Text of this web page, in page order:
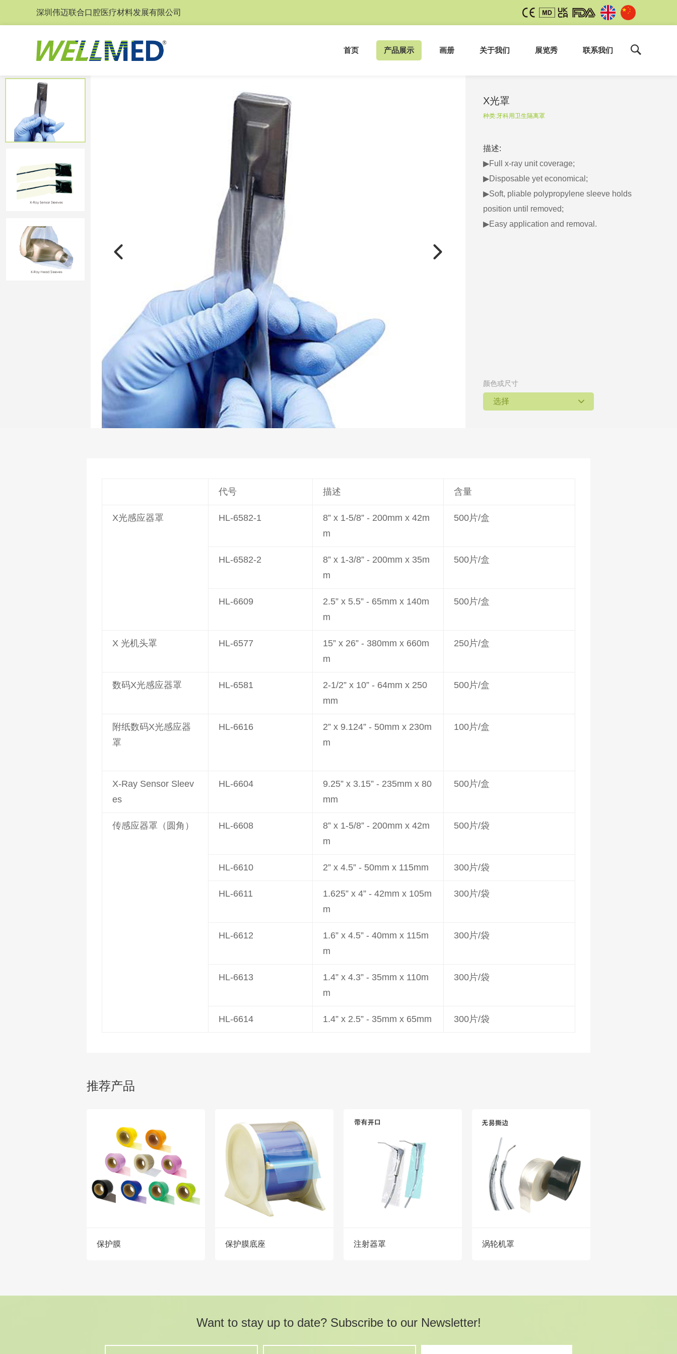
深圳伟迈联合口腔医疗材料发展有限公司
首页 产品展示 画册 关于我们 展览秀 联系我们
X光罩
种类:牙科用卫生隔离罩
描述:
▶Full x-ray unit coverage;
▶Disposable yet economical;
▶Soft, pliable polypropylene sleeve holds
position until removed;
▶Easy application and removal.
颜色或尺寸
选择
代号 描述 含量
X光感应器罩 HL-6582-1
8” x 1-5/8” - 200mm x 42m
m
500片/盒
HL-6582-2
8” x 1-3/8” - 200mm x 35m
m
500片/盒
HL-6609
2.5” x 5.5” - 65mm x 140m
m
500片/盒
X 光机头罩 HL-6577
15” x 26” - 380mm x 660m
m
250片/盒
数码X光感应器罩 HL-6581
2-1/2” x 10” - 64mm x 250
mm
500片/盒
附纸数码X光感应器
罩
HL-6616
2” x 9.124” - 50mm x 230m
m
100片/盒
X-Ray Sensor Sleev
es
HL-6604
9.25” x 3.15” - 235mm x 80
mm
500片/盒
传感应器罩（圆角） HL-6608
8” x 1-5/8” - 200mm x 42m
m
500片/袋
HL-6610 2” x 4.5” - 50mm x 115mm 300片/袋
HL-6611
1.625” x 4” - 42mm x 105m
m
300片/袋
HL-6612
1.6” x 4.5” - 40mm x 115m
m
300片/袋
HL-6613
1.4” x 4.3” - 35mm x 110m
m
300片/袋
HL-6614 1.4” x 2.5” - 35mm x 65mm 300片/袋
推荐产品
保护膜 保护膜底座 注射器罩 涡轮机罩
Want to stay up to date? Subscribe to our Newsletter!